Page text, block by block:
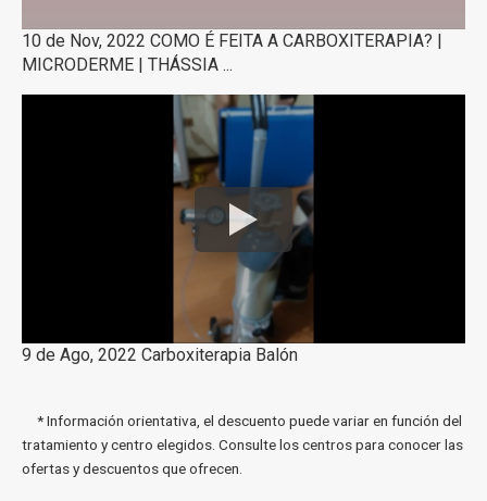
10 de Nov, 2022 COMO É FEITA A CARBOXITERAPIA? |
MICRODERME | THÁSSIA ...
9 de Ago, 2022 Carboxiterapia Balón
* Información orientativa, el descuento puede variar en función del
tratamiento y centro elegidos. Consulte los centros para conocer las
ofertas y descuentos que ofrecen.